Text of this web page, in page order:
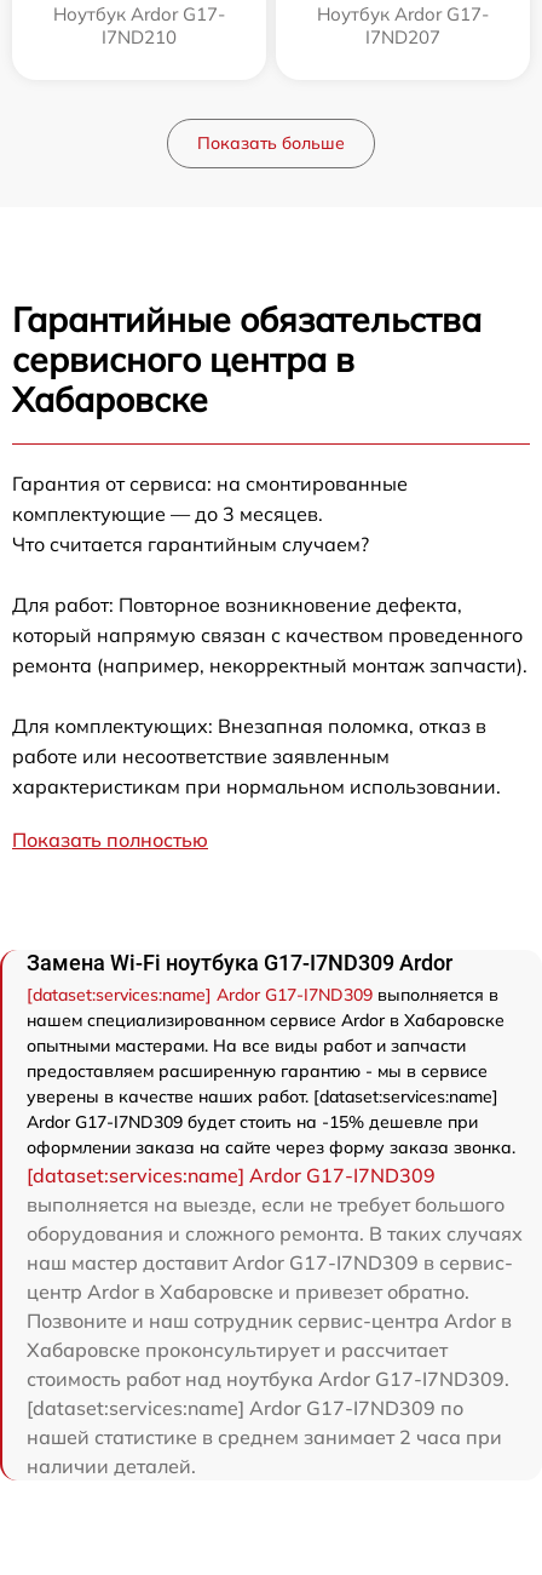
Ноутбук Ardor G17-
I7ND210
Ноутбук Ardor G17-
I7ND207
Показать больше
Гарантийные обязательства
сервисного центра в
Хабаровске
Гарантия от сервиса: на смонтированные
комплектующие — до 3 месяцев.
Что считается гарантийным случаем?
Для работ: Повторное возникновение дефекта,
который напрямую связан с качеством проведенного
ремонта (например, некорректный монтаж запчасти).
Для комплектующих: Внезапная поломка, отказ в
работе или несоответствие заявленным
характеристикам при нормальном использовании.
Показать полностью
Замена Wi-Fi ноутбука G17-I7ND309 Ardor
[dataset:services:name] Ardor G17-I7ND309 выполняется в
нашем специализированном сервисе Ardor в Хабаровске
опытными мастерами. На все виды работ и запчасти
предоставляем расширенную гарантию - мы в сервисе
уверены в качестве наших работ. [dataset:services:name]
Ardor G17-I7ND309 будет стоить на -15% дешевле при
оформлении заказа на сайте через форму заказа звонка.
[dataset:services:name] Ardor G17-I7ND309
выполняется на выезде, если не требует большого
оборудования и сложного ремонта. В таких случаях
наш мастер доставит Ardor G17-I7ND309 в сервис-
центр Ardor в Хабаровске и привезет обратно.
Позвоните и наш сотрудник сервис-центра Ardor в
Хабаровске проконсультирует и рассчитает
стоимость работ над ноутбука Ardor G17-I7ND309.
[dataset:services:name] Ardor G17-I7ND309 по
нашей статистике в среднем занимает 2 часа при
наличии деталей.